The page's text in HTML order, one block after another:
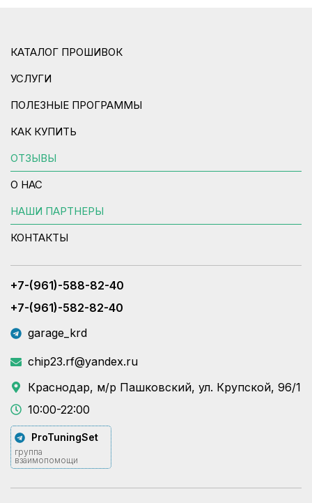
КАТАЛОГ ПРОШИВОК
УСЛУГИ
ПОЛЕЗНЫЕ ПРОГРАММЫ
КАК КУПИТЬ
ОТЗЫВЫ
О НАС
НАШИ ПАРТНЕРЫ
КОНТАКТЫ
+7-(961)-588-82-40
+7-(961)-582-82-40
garage_krd
chip23.rf@yandex.ru
Краснодар, м/р Пашковский, ул. Крупской, 96/1
10:00-22:00
ProTuningSet
группа
взаимопомощи